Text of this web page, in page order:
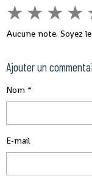
★ ★ ★ ★
Aucune note. Soyez
Ajouter un
Nom
E-mail